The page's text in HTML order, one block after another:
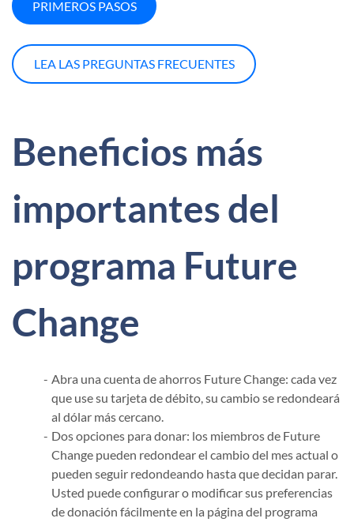
PRIMEROS PASOS
LEA LAS PREGUNTAS FRECUENTES
Beneficios más
importantes del
programa Future
Change
Abra una cuenta de ahorros Future Change: cada vez
que use su tarjeta de débito, su cambio se redondeará
al dólar más cercano.
Dos opciones para donar: los miembros de Future
Change pueden redondear el cambio del mes actual o
pueden seguir redondeando hasta que decidan parar.
Usted puede configurar o modificar sus preferencias
de donación fácilmente en la página del programa